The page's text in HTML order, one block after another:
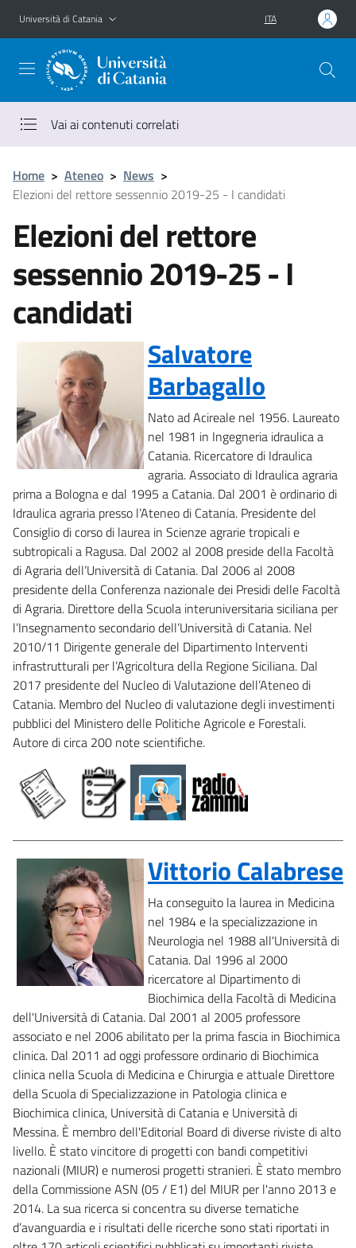
Vai al contenuto principale
Vai al menu di navigazione
Università di Catania ITA
Vai ai contenuti correlati
Home > Ateneo > News >
Elezioni del rettore sessennio 2019-25 - I candidati
Elezioni del rettore
sessennio 2019-25 - I
candidati
Salvatore
Barbagallo
Nato ad Acireale nel 1956. Laureato
nel 1981 in Ingegneria idraulica a
Catania. Ricercatore di Idraulica
agraria. Associato di Idraulica agraria
prima a Bologna e dal 1995 a Catania. Dal 2001 è ordinario di
Idraulica agraria presso l’Ateneo di Catania. Presidente del
Consiglio di corso di laurea in Scienze agrarie tropicali e
subtropicali a Ragusa. Dal 2002 al 2008 preside della Facoltà
di Agraria dell’Università di Catania. Dal 2006 al 2008
presidente della Conferenza nazionale dei Presidi delle Facoltà
di Agraria. Direttore della Scuola interuniversitaria siciliana per
l’Insegnamento secondario dell’Università di Catania. Nel
2010/11 Dirigente generale del Dipartimento Interventi
infrastrutturali per l’Agricoltura della Regione Siciliana. Dal
2017 presidente del Nucleo di Valutazione dell’Ateneo di
Catania. Membro del Nucleo di valutazione degli investimenti
pubblici del Ministero delle Politiche Agricole e Forestali.
Autore di circa 200 note scientifiche.
Vittorio Calabrese
Ha conseguito la laurea in Medicina
nel 1984 e la specializzazione in
Neurologia nel 1988 all'Università di
Catania. Dal 1996 al 2000
ricercatore al Dipartimento di
Biochimica della Facoltà di Medicina
dell'Università di Catania. Dal 2001 al 2005 professore
associato e nel 2006 abilitato per la prima fascia in Biochimica
clinica. Dal 2011 ad oggi professore ordinario di Biochimica
clinica nella Scuola di Medicina e Chirurgia e attuale Direttore
della Scuola di Specializzazione in Patologia clinica e
Biochimica clinica, Università di Catania e Università di
Messina. È membro dell'Editorial Board di diverse riviste di alto
livello. È stato vincitore di progetti con bandi competitivi
nazionali (MIUR) e numerosi progetti stranieri. È stato membro
della Commissione ASN (05 / E1) del MIUR per l'anno 2013 e
2014. La sua ricerca si concentra su diverse tematiche
d’avanguardia e i risultati delle ricerche sono stati riportati in